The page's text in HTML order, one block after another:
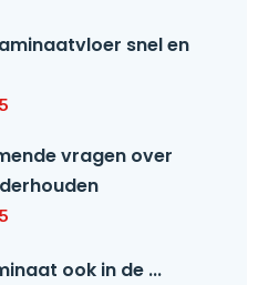
snel en
vragen over
ook in de ...